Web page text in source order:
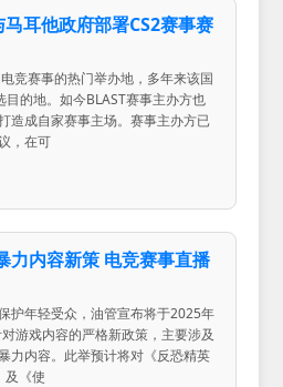
耳他政府部署CS2赛事赛
竞赛事的热门举办地，多年来该国
目的地。如今BLAST赛事主办方也
造成自家赛事主场。赛事主办方已
，在可
力内容新策 电竞赛事直播
护年轻受众，油管宣布将于2025年
游戏内容的严格新政策，主要涉及
力内容。此举预计将对《反恐精英
及《使